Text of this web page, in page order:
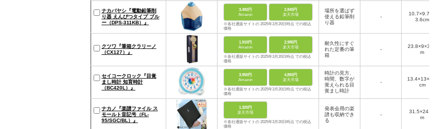
ナカバヤシ『電動鉛筆削
り器 えんぴつタイプ ブル
ー（DPS-311KB）』
3,492円
Amazon
2,840円
楽天市場
※各社通販サイトの 2025年3月20日時点 での税込
価格
場所を選ばず
使える鉛筆削
り器
-
10.7×9.7×1
3.6cm
クツワ『筆箱クラリーノ
（CX127）』
1,910円
Amazon
2,995円
楽天市場
※各社通販サイトの 2025年3月20日時点 での税込
価格
耐久性にすぐ
れた定番の筆
箱
-
23.8×9×3.5c
m
セイコークロック『目覚
まし時計 知育時計
（BC420L）』
3,950円
Amazon
4,893円
楽天市場
※各社通販サイトの 2025年3月20日時点 での税込
価格
時計の見方、
時間、数字が
覚えられる目
覚まし時計
-
13.4×13×8.5
cm
ナカノ『楽譜ファイル ス
モールト音記号（FL-
95/SGC/BL）』
1,320円
楽天市場
※各社通販サイトの 2025年3月20日時点 での税込
価格
発表会用の楽
譜も収納でき
る
-
31.5×24.5c
m